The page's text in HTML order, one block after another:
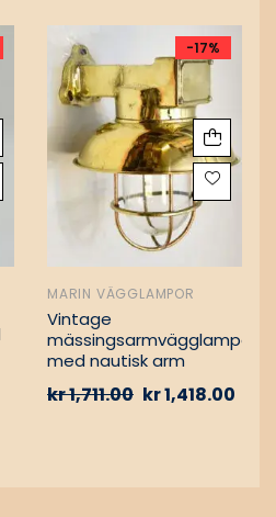
-17%
MARIN VÄGGLAMPOR
Vintage
mässingsarmvägglampa
med nautisk arm
kr1,711.00 kr1,418.00